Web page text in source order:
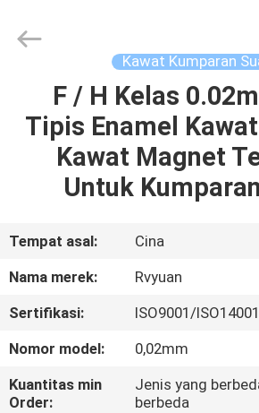
RUMAH
PRODUK
TENTANG
WISATA
PABRIK
Material
Co,.Ltd.
Kawat Kumparan
F / H Kelas
Tipis Enamel
Kawat Magnet
Untuk
Tempat asal:
Cina
Nama merek:
Rvyuan
Sertifikasi:
ISO9001/
Nomor model:
0,02mm
Kuantitas min
Order:
Jenis yang
berbeda